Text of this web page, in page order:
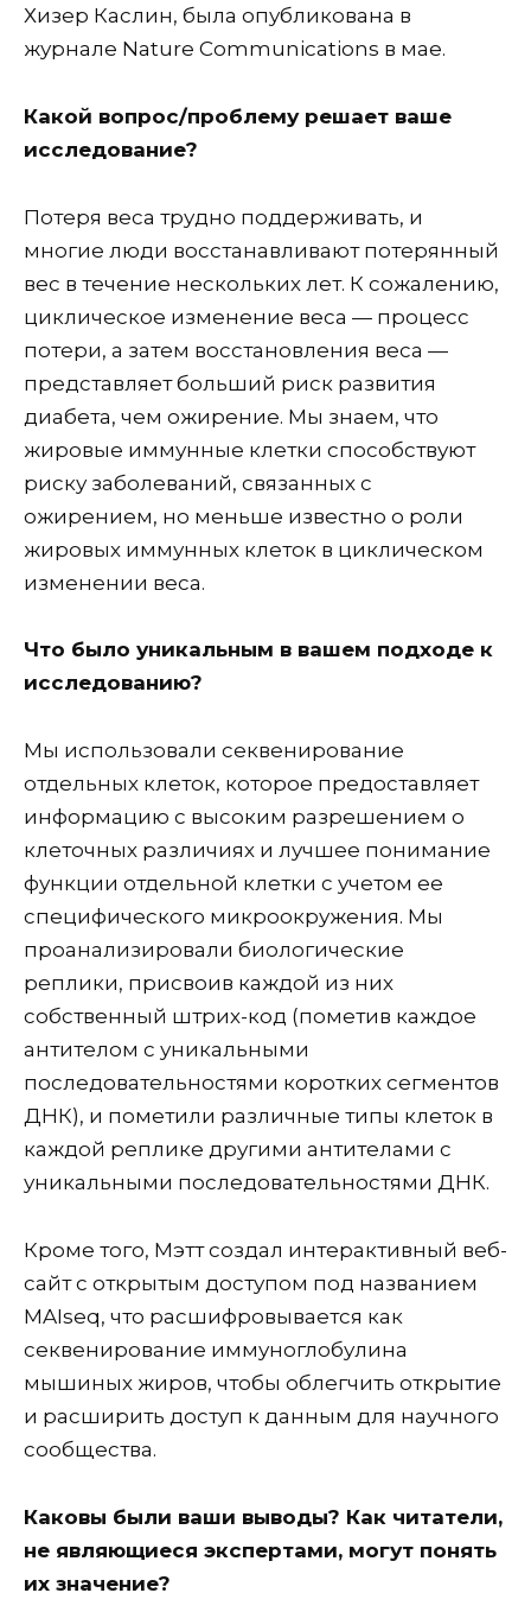
Хизер Каслин, была опубликована в
журнале Nature Communications в мае.
Какой вопрос/проблему решает ваше
исследование?
Потеря веса трудно поддерживать, и
многие люди восстанавливают потерянный
вес в течение нескольких лет. К сожалению,
циклическое изменение веса — процесс
потери, а затем восстановления веса —
представляет больший риск развития
диабета, чем ожирение. Мы знаем, что
жировые иммунные клетки способствуют
риску заболеваний, связанных с
ожирением, но меньше известно о роли
жировых иммунных клеток в циклическом
изменении веса.
Что было уникальным в вашем подходе к
исследованию?
Мы использовали секвенирование
отдельных клеток, которое предоставляет
информацию с высоким разрешением о
клеточных различиях и лучшее понимание
функции отдельной клетки с учетом ее
специфического микроокружения. Мы
проанализировали биологические
реплики, присвоив каждой из них
собственный штрих-код (пометив каждое
антителом с уникальными
последовательностями коротких сегментов
ДНК), и пометили различные типы клеток в
каждой реплике другими антителами с
уникальными последовательностями ДНК.
Кроме того, Мэтт создал интерактивный веб-
сайт с открытым доступом под названием
MAIseq, что расшифровывается как
секвенирование иммуноглобулина
мышиных жиров, чтобы облегчить открытие
и расширить доступ к данным для научного
сообщества.
Каковы были ваши выводы? Как читатели,
не являющиеся экспертами, могут понять
их значение?